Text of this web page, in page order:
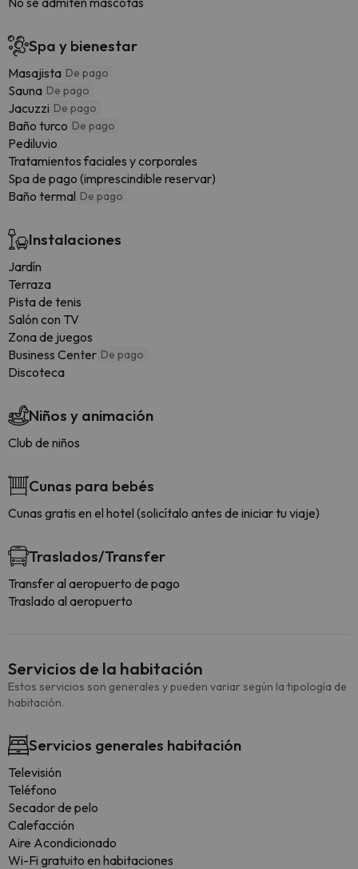
Spa y bienestar
Masajista De pago
Sauna De pago
Jacuzzi De pago
Baño turco De pago
Pediluvio
Tratamientos faciales y corporales
Spa de pago (imprescindible reservar)
Baño termal De pago
Instalaciones
Jardín
Terraza
Pista de tenis
Salón con TV
Zona de juegos
Business Center De pago
Discoteca
Niños y animación
Club de niños
Cunas para bebés
Cunas gratis en el hotel (solicítalo antes de iniciar tu viaje)
Traslados/Transfer
Transfer al aeropuerto de pago
Traslado al aeropuerto
Servicios de la habitación
Estos servicios son generales y pueden variar según la tipología de
habitación.
Servicios generales habitación
Televisión
Teléfono
Secador de pelo
Calefacción
Aire Acondicionado
Wi-Fi gratuito en habitaciones